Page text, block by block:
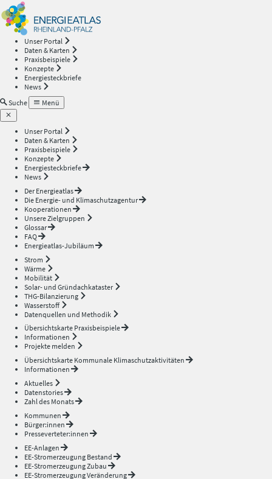
Unser Portal
Daten & Karten
Praxisbeispiele
Konzepte
Energiesteckbriefe
News
Suche
Menü
Unser Portal
Daten & Karten
Praxisbeispiele
Konzepte
Energiesteckbriefe
News
Der Energieatlas
Die Energie- und Klimaschutzagentur
Kooperationen
Unsere Zielgruppen
Glossar
FAQ
Energieatlas-Jubiläum
Strom
Wärme
Mobilität
Solar- und Gründachkataster
THG-Bilanzierung
Wasserstoff
Datenquellen und Methodik
Übersichtskarte Praxisbeispiele
Informationen
Projekte melden
Übersichtskarte Kommunale Klimaschutzaktivitäten
Informationen
Aktuelles
Datenstories
Zahl des Monats
Kommunen
Bürger:innen
Presseverteter:innen
EE-Anlagen
EE-Stromerzeugung Bestand
EE-Stromerzeugung Zubau
EE-Stromerzeugung Veränderung